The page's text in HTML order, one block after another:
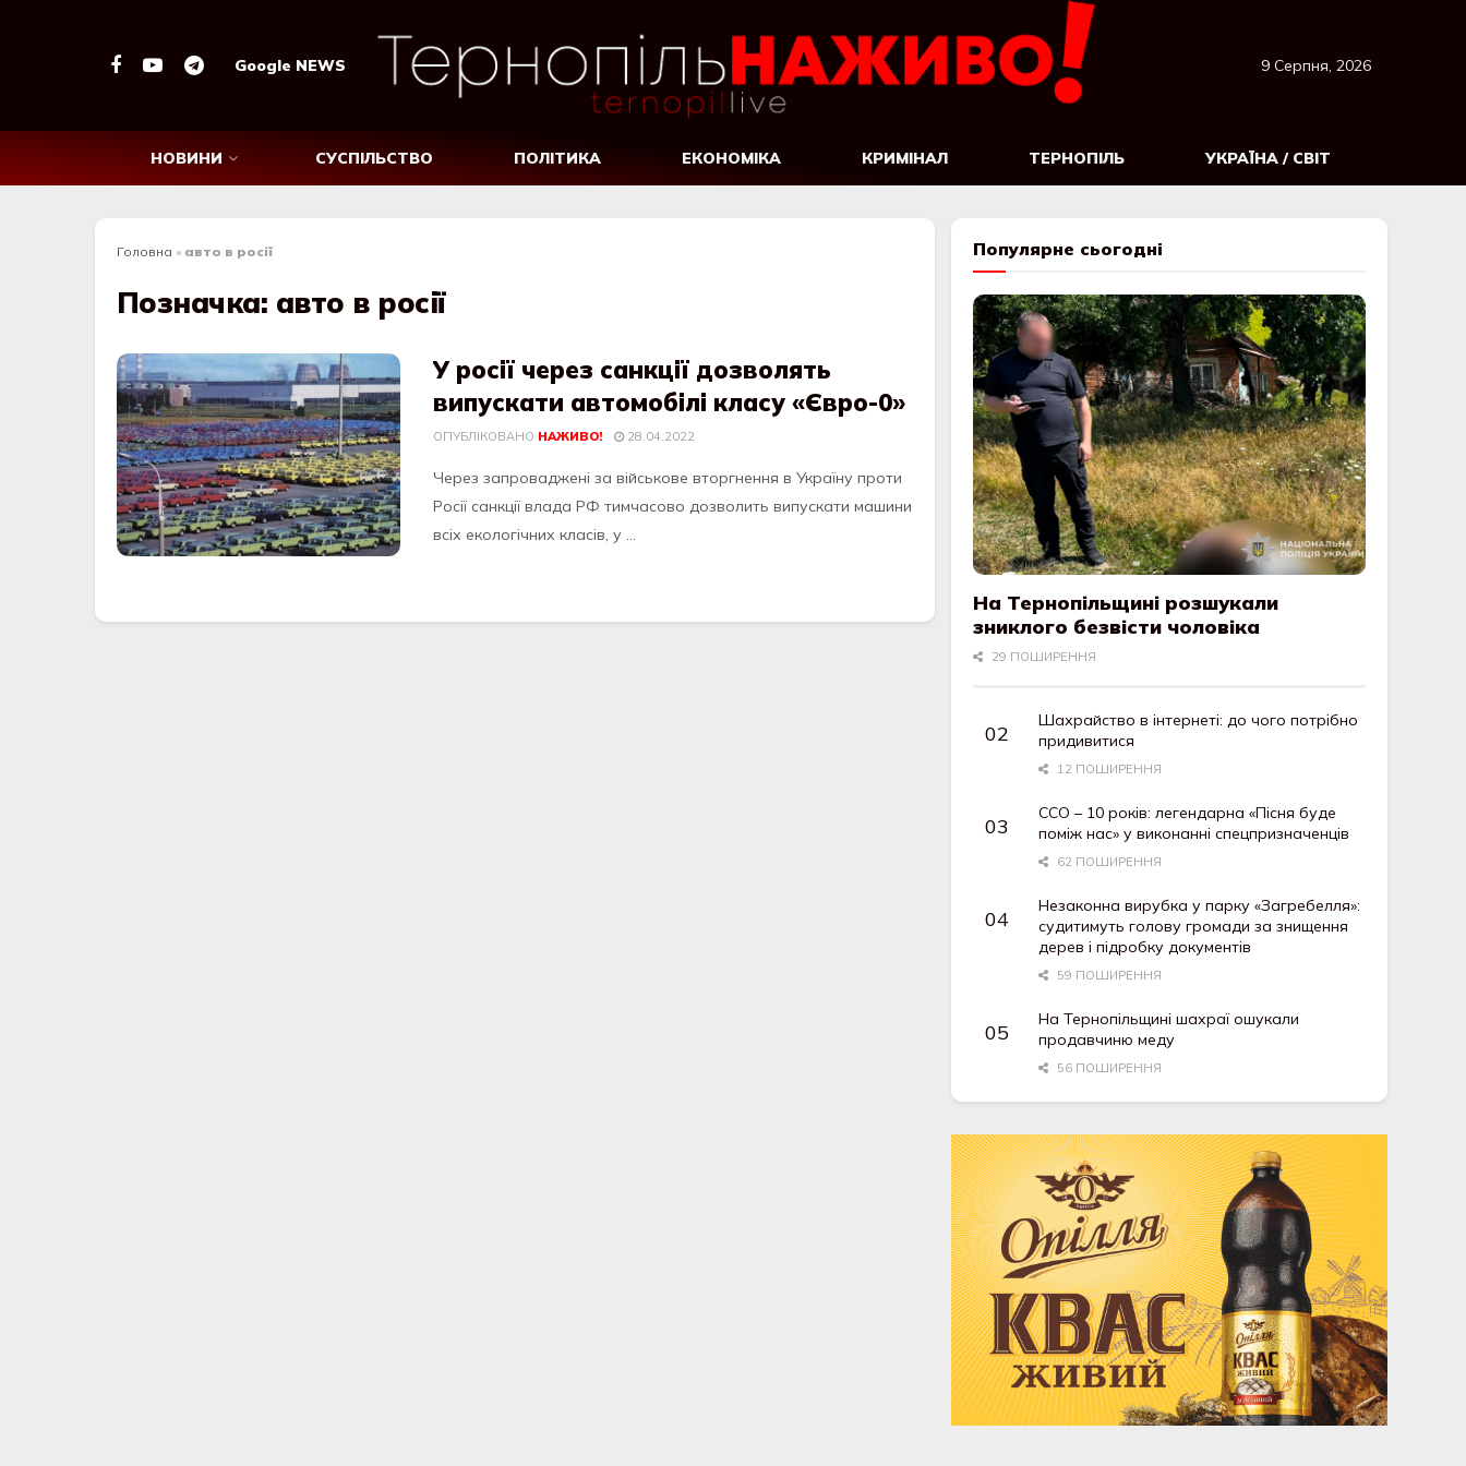
Google NEWS 9 Серпня, 2026
НОВИНИ СУСПІЛЬСТВО ПОЛІТИКА ЕКОНОМІКА КРИМІНАЛ ТЕРНОПІЛЬ УКРАЇНА / СВІТ
Головна » авто в росії
Позначка: авто в росії
У росії через санкції дозволять
випускати автомобілі класу «Євро-0»
ОПУБЛІКОВАНО НАЖИВО! 28.04.2022
Через запроваджені за військове вторгнення в Україну проти
Росії санкції влада РФ тимчасово дозволить випускати машини
всіх екологічних класів, у ...
Популярне сьогодні
На Тернопільщині розшукали
зниклого безвісти чоловіка
29 ПОШИРЕННЯ
Шахрайство в інтернеті: до чого потрібно
придивитися
12 ПОШИРЕННЯ
ССО – 10 років: легендарна «Пісня буде
поміж нас» у виконанні спецпризначенців
62 ПОШИРЕННЯ
Незаконна вирубка у парку «Загребелля»:
судитимуть голову громади за знищення
дерев і підробку документів
59 ПОШИРЕННЯ
На Тернопільщині шахраї ошукали
продавчиню меду
56 ПОШИРЕННЯ